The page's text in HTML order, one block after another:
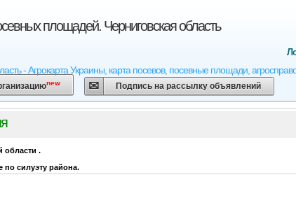
площадей. Черниговская область
- Агрокарта Украины, карта посевов, посевные площади,
new Подпись на рассылку объявлений
области .
силуэту района.